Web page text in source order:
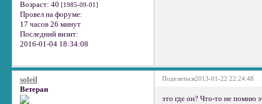
Возраст: 40 [1985-09-01]
Провел на форуме:
17 часов 26 минут
Последний визит:
2016-01-04 18:34:08
Поделиться2013-01-22 22:24:48
soleil
Ветеран
это где он? Что-то не помню